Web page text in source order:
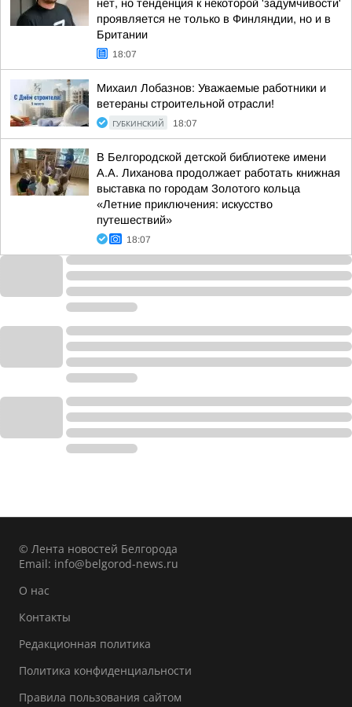
нет, но тенденция к некоторой 'задумчивости'
проявляется не только в Финляндии, но и в
Британии
18:07
Михаил Лобазнов: Уважаемые работники и
ветераны строительной отрасли!
ГУБКИНСКИЙ 18:07
В Белгородской детской библиотеке имени
А.А. Лиханова продолжает работать книжная
выставка по городам Золотого кольца
«Летние приключения: искусство
путешествий»
18:07
© Лента новостей Белгорода
Email: info@belgorod-news.ru
О нас
Контакты
Редакционная политика
Политика конфиденциальности
Правила пользования сайтом